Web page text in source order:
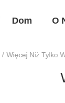
Dom O
/ Więcej Niż Tylko